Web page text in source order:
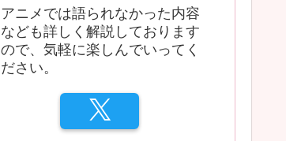
アニメでは語られなかった内容
なども詳しく解説しております
ので、気軽に楽しんでいってく
ださい。